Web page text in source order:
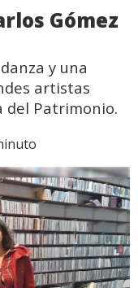
Gómez
y una
artistas
del Patrimonio.